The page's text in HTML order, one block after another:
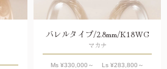
バレルタイプ/2.8mm/K18WG
マカナ
Ms ¥330,000 ～ Ls ¥283,800 ～